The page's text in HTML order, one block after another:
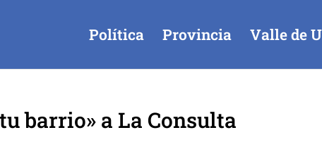
Política Provincia Valle de
barrio» a La Consulta